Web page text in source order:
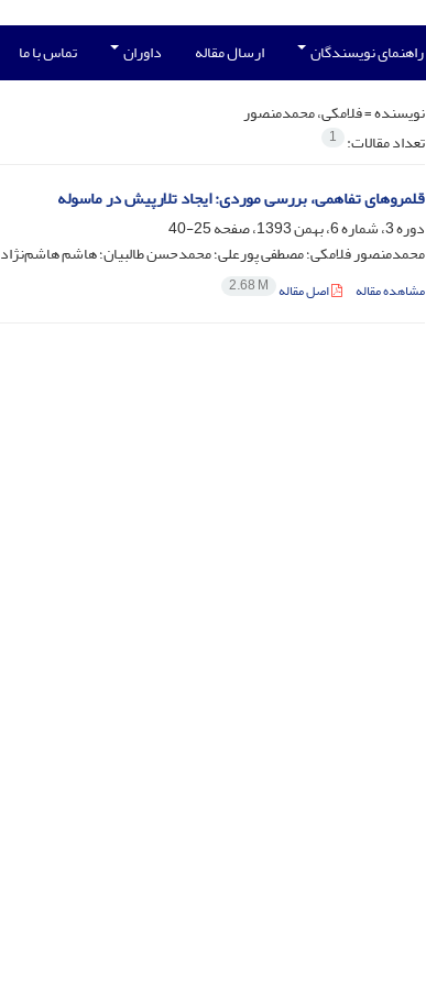
راهنمای نویسندگان ارسال مقاله داوران تماس با ما
نویسنده =فلامکی، محمدمنصور
تعداد مقالات: 1
قلمروهای تفاهمی، بررسی موردی: ایجاد تلارپیش در ماسوله
دوره 3، شماره 6، بهمن 1393، صفحه
25-40
محمدمنصور فلامکی؛ مصطفی پورعلی؛ محمدحسن طالبیان؛ هاشم هاشم‌نژاد
مشاهده مقاله اصل مقاله 2.68 M